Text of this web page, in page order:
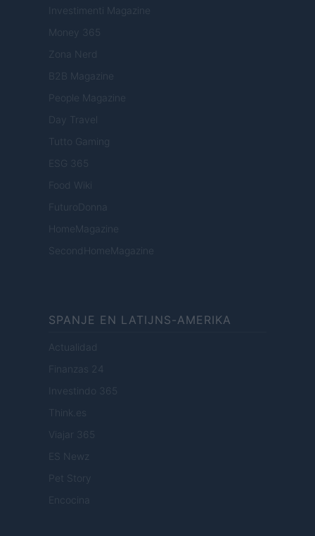
Investimenti Magazine
Money 365
Zona Nerd
B2B Magazine
People Magazine
Day Travel
Tutto Gaming
ESG 365
Food Wiki
FuturoDonna
HomeMagazine
SecondHomeMagazine
SPANJE EN LATIJNS-AMERIKA
Actualidad
Finanzas 24
Investindo 365
Think.es
Viajar 365
ES Newz
Pet Story
Encocina